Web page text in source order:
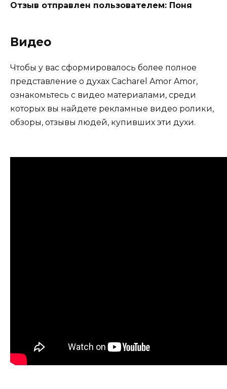
Отзыв отправлен пользователем: Поня
Видео
Чтобы у вас сформировалось более полное
представление о духах Cacharel Amor Amor,
ознакомьтесь с видео материалами, среди
которых вы найдете рекламные видео ролики,
обзоры, отзывы людей, купивших эти духи.